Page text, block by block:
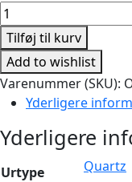
Classic
35mm
Quartz
Stål
antal
Tilføj til kurv
Add to wishlist
Varenummer (SKU):
Yderligere
Yderligere
Urtype Quartz